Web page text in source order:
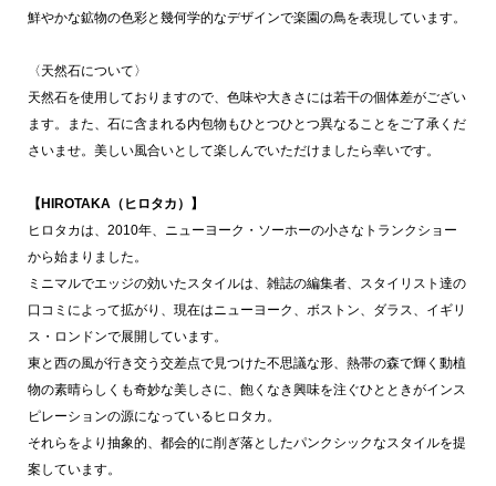
鮮やかな鉱物の色彩と幾何学的なデザインで楽園の鳥を表現しています。
〈天然石について〉
天然石を使用しておりますので、色味や大きさには若干の個体差がござい
ます。また、石に含まれる内包物もひとつひとつ異なることをご了承くだ
さいませ。美しい風合いとして楽しんでいただけましたら幸いです。
【HIROTAKA（ヒロタカ）】
ヒロタカは、2010年、ニューヨーク・ソーホーの小さなトランクショー
から始まりました。
ミニマルでエッジの効いたスタイルは、雑誌の編集者、スタイリスト達の
口コミによって拡がり、現在はニューヨーク、ボストン、ダラス、イギリ
ス・ロンドンで展開しています。
東と西の風が行き交う交差点で見つけた不思議な形、熱帯の森で輝く動植
物の素晴らしくも奇妙な美しさに、飽くなき興味を注ぐひとときがインス
ピレーションの源になっているヒロタカ。
それらをより抽象的、都会的に削ぎ落としたパンクシックなスタイルを提
案しています。